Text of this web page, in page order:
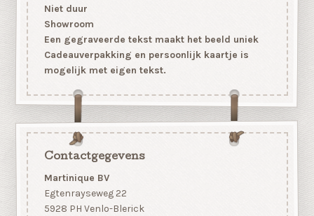
Niet duur
Showroom
Een gegraveerde tekst maakt het beeld uniek
Cadeauverpakking en persoonlijk kaartje is
mogelijk met eigen tekst.
Contactgegevens
Martinique BV
Egtenrayseweg 22
5928 PH Venlo-Blerick